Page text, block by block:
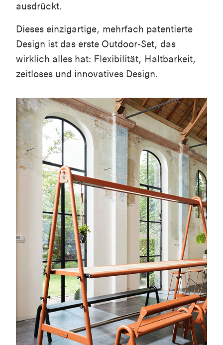
ausdrückt.
Dieses einzigartige, mehrfach patentierte
Design ist das erste Outdoor-Set, das
wirklich alles hat: Flexibilität, Haltbarkeit,
zeitloses und innovatives Design.